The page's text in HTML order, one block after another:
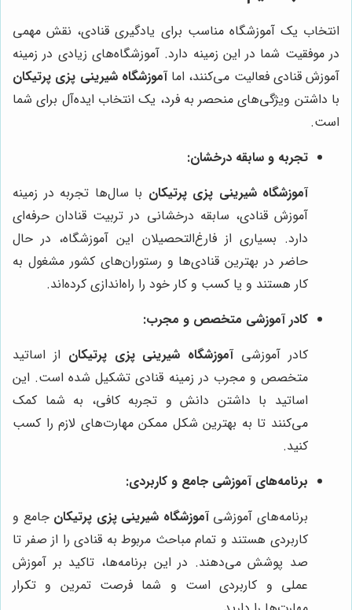
انتخاب یک آموزشگاه مناسب برای یادگیری قنادی، نقش مهمی
در موفقیت شما در این زمینه دارد. آموزشگاه‌های زیادی در زمینه
آموزش قنادی فعالیت می‌کنند، اماآموزشگاه شیرینی پزی پرتیکان
با داشتن ویژگی‌های منحصر به فرد، یک انتخاب ایده‌آل برای شما
است.
تجربه و سابقه درخشان:
آموزشگاه شیرینی پزی پرتیکان با سال‌ها تجربه در زمینه
آموزش قنادی، سابقه درخشانی در تربیت قنادان حرفه‌ای
دارد. بسیاری از فارغ‌التحصیلان این آموزشگاه، در حال
حاضر در بهترین قنادی‌ها و رستوران‌های کشور مشغول به
کار هستند و یا کسب و کار خود را راه‌اندازی کرده‌اند.
کادر آموزشی متخصص و مجرب:
کادر آموزشیآموزشگاه شیرینی پزی پرتیکان از اساتید
متخصص و مجرب در زمینه قنادی تشکیل شده است. این
اساتید با داشتن دانش و تجربه کافی، به شما کمک
می‌کنند تا به بهترین شکل ممکن مهارت‌های لازم را کسب
کنید.
برنامه‌های آموزشی جامع و کاربردی:
برنامه‌های آموزشیآموزشگاه شیرینی پزی پرتیکان جامع و
کاربردی هستند و تمام مباحث مربوط به قنادی را از صفر تا
صد پوشش می‌دهند. در این برنامه‌ها، تاکید بر آموزش
عملی و کاربردی است و شما فرصت تمرین و تکرار